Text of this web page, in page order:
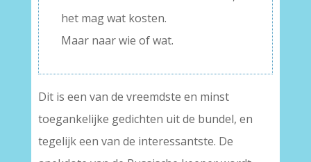
het mag wat kosten.
Maar naar wie of wat.
Dit is een van de vreemdste en minst
toegankelijke gedichten uit de bundel, en
tegelijk een van de interessantste. De